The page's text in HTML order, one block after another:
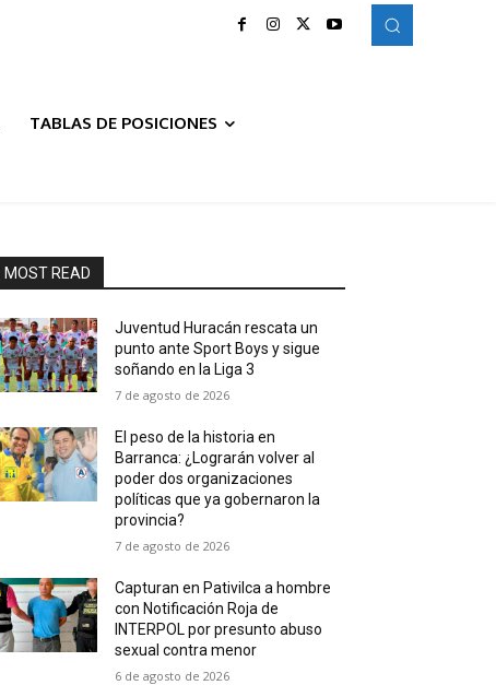
TABLAS DE POSICIONES
MOST READ
Juventud Huracán rescata un
punto ante Sport Boys y sigue
soñando en la Liga 3
7 de agosto de 2026
El peso de la historia en
Barranca: ¿Lograrán volver al
poder dos organizaciones
políticas que ya gobernaron la
provincia?
7 de agosto de 2026
Capturan en Pativilca a hombre
con Notificación Roja de
INTERPOL por presunto abuso
sexual contra menor
6 de agosto de 2026